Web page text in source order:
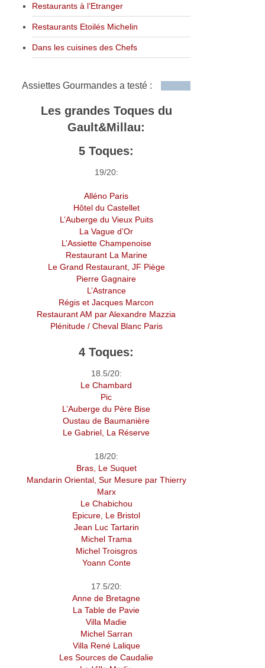
Restaurants à l’Etranger
Restaurants Etoilés Michelin
Dans les cuisines des Chefs
Assiettes Gourmandes a testé :
Les grandes Toques du
Gault&Millau:
5 Toques:
19/20:
Alléno Paris
Hôtel du Castellet
L’Auberge du Vieux Puits
La Vague d’Or
L’Assiette Champenoise
Restaurant La Marine
Le Grand Restaurant, JF Piège
Pierre Gagnaire
L’Astrance
Régis et Jacques Marcon
Restaurant AM par Alexandre Mazzia
Plénitude / Cheval Blanc Paris
4 Toques:
18.5/20:
Le Chambard
Pic
L’Auberge du Père Bise
Oustau de Baumanière
Le Gabriel, La Réserve
18/20:
Bras, Le Suquet
Mandarin Oriental, Sur Mesure par Thierry
Marx
Le Chabichou
Epicure, Le Bristol
Jean Luc Tartarin
Michel Trama
Michel Troisgros
Yoann Conte
17.5/20:
Anne de Bretagne
La Table de Pavie
Villa Madie
Michel Sarran
Villa René Lalique
Les Sources de Caudalie